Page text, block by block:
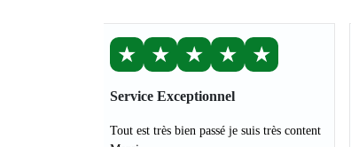
★ ★ ★ ★ ★
Service Exceptionnel
Tout est très bien passé je suis très content